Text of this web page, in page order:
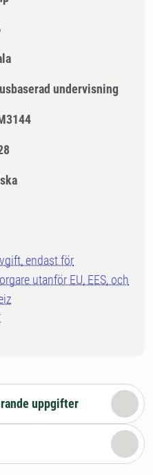
undervisning
endast för
utanför EU, EES, och
uppgifter